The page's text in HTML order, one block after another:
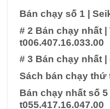
Bán chạy số 1
# 2 Bán chạy nhất
t006.407.16.033.00
# 3 Bán chạy nhất
Sách bán chạy thứ
Bán chạy nhất số 5
t055.417.16.047.00